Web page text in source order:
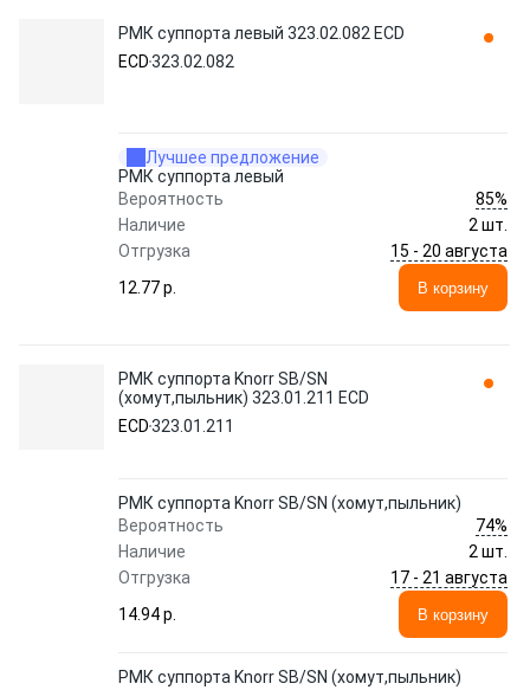
РМК суппорта левый 323.02.082 ECD
ECD323.02.082
Лучшее предложение
РМК суппорта левый
Вероятность
85%
Наличие
2 шт.
Отгрузка
15 - 20 августа
12.77 p.
В корзину
РМК суппорта Knorr SB/SN
(хомут,пыльник) 323.01.211 ECD
ECD323.01.211
РМК суппорта Knorr SB/SN (хомут,пыльник)
Вероятность
74%
Наличие
2 шт.
Отгрузка
17 - 21 августа
14.94 p.
В корзину
РМК суппорта Knorr SB/SN (хомут,пыльник)